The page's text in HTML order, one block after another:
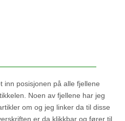
inn posisjonen på alle fjellene
Noen av fjellene har jeg
om og jeg linker da til disse
er da klikkbar og fører til